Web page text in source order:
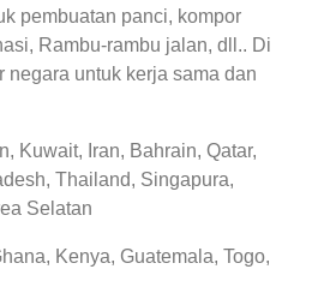
pembuatan panci, kompor
Rambu-rambu jalan, dll.. Di
negara untuk kerja sama dan
Kuwait, Iran, Bahrain, Qatar,
Thailand, Singapura,
Selatan
Kenya, Guatemala, Togo,